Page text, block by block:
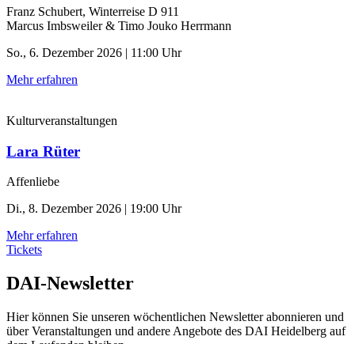
Franz Schubert, Winterreise D 911
Marcus Imbsweiler & Timo Jouko Herrmann
So., 6. Dezember 2026 | 11:00 Uhr
Mehr erfahren
Kulturveranstaltungen
Lara Rüter
Affenliebe
Di., 8. Dezember 2026 | 19:00 Uhr
Mehr erfahren
Tickets
DAI-Newsletter
Hier können Sie unseren wöchentlichen Newsletter abonnieren und
über Veranstaltungen und andere Angebote des DAI Heidelberg auf